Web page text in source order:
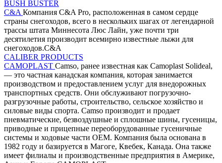
BUSH BUSTER
C&A Компания C&A Pro, расположенная в самом сердце
страны снегоходов, всего в нескольких шагах от легендарной
трассы штата Миннесота Люс Лайн, уже почти три
десятилетия производит всемирно известные лыжи для
снегоходов.C&A
CALIBER PRODUCTS
CAMOPLAST Camso, ранее известная как Camoplast Solideal,
— это частная канадская компания, которая занимается
производством и предоставлением услуг для внедорожных
транспортных средств. Они обслуживают погрузочно-
разгрузочные работы, строительство, сельское хозяйство и
силовые виды спорта. Camso производит и продает
пневматические, безвоздушные и сплошные шины, гусеницы,
приводные и прицепные переоборудованные гусеничные
системы и ходовые части OEM. Компания была основана в
1982 году и базируется в Магоге, Квебек, Канада. Она также
имеет филиалы и производственные предприятия в Америке,